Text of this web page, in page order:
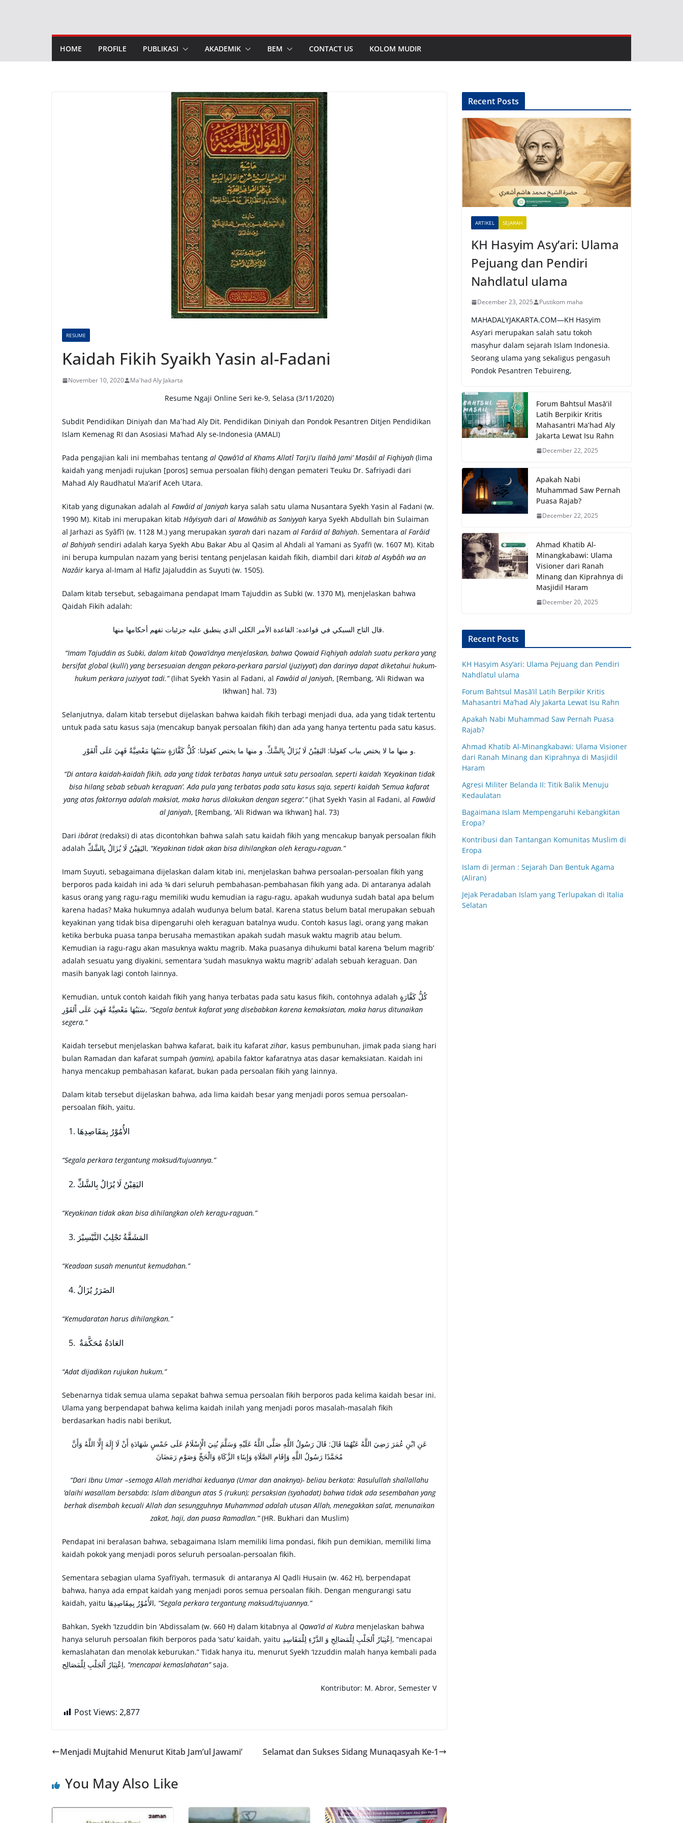
HOME PROFILE PUBLIKASI AKADEMIK BEM CONTACT US KOLOM MUDIR
RESUME
Kaidah Fikih Syaikh Yasin al-Fadani
November 10, 2020 Ma'had Aly Jakarta
Resume Ngaji Online Seri ke-9, Selasa (3/11/2020)
Subdit Pendidikan Diniyah dan Ma`had Aly Dit. Pendidikan Diniyah dan Pondok Pesantren Ditjen Pendidikan
Islam Kemenag RI dan Asosiasi Ma’had Aly se-Indonesia (AMALI)
Pada pengajian kali ini membahas tentang al Qawâ’id al Khams Allatî Tarji’u Ilaihâ Jami’ Masâil al Fiqhiyah (lima
kaidah yang menjadi rujukan [poros] semua persoalan fikih) dengan pemateri Teuku Dr. Safriyadi dari
Mahad Aly Raudhatul Ma’arif Aceh Utara.
Kitab yang digunakan adalah al Fawâid al Janiyah karya salah satu ulama Nusantara Syekh Yasin al Fadani (w.
1990 M). Kitab ini merupakan kitab Hâyisyah dari al Mawâhib as Saniyyah karya Syekh Abdullah bin Sulaiman
al Jarhazi as Syâfî’i (w. 1128 M.) yang merupakan syarah dari nazam al Farâid al Bahiyah. Sementara al Farâid
al Bahiyah sendiri adalah karya Syekh Abu Bakar Abu al Qasim al Ahdali al Yamani as Syafi’i (w. 1607 M). Kitab
ini berupa kumpulan nazam yang berisi tentang penjelasan kaidah fikih, diambil dari kitab al Asybâh wa an
Nazâir karya al-Imam al Hafiz Jajaluddin as Suyuti (w. 1505).
Dalam kitab tersebut, sebagaimana pendapat Imam Tajuddin as Subki (w. 1370 M), menjelaskan bahwa
Qaidah Fikih adalah:
قال التاج السبكي في قواعده: القاعدة الأمر الكلي الذي ينطبق عليه جزئيات تفهم أحكامها منها.
“Imam Tajuddin as Subki, dalam kitab Qowa’idnya menjelaskan, bahwa Qowaid Fiqhiyah adalah suatu perkara yang
bersifat global (kulli) yang bersesuaian dengan pekara-perkara parsial (juziyyat) dan darinya dapat diketahui hukum-
hukum perkara juziyyat tadi.”(lihat Syekh Yasin al Fadani, al Fawâid al Janiyah, [Rembang, ‘Ali Ridwan wa
Ikhwan] hal. 73)
Selanjutnya, dalam kitab tersebut dijelaskan bahwa kaidah fikih terbagi menjadi dua, ada yang tidak tertentu
untuk pada satu kasus saja (mencakup banyak persoalan fikih) dan ada yang hanya tertentu pada satu kasus.
و منها ما لا يختص بباب كقولنا: اليَقِيْنُ لَا يُزَالُ بِالشَّكِّ. و منها ما يختص كقولنا: كُلُّ كَفَّارَةٍ سَبَبُهَا مَعْصِيَّةٌ فَهِيَ عَلَى اْلفَوْرِ.
“Di antara kaidah-kaidah fikih, ada yang tidak terbatas hanya untuk satu persoalan, seperti kaidah ‘Keyakinan tidak
bisa hilang sebab sebuah keraguan’. Ada pula yang terbatas pada satu kasus saja, seperti kaidah ‘Semua kafarat
yang atas faktornya adalah maksiat, maka harus dilakukan dengan segera’.”(ihat Syekh Yasin al Fadani, al Fawâid
al Janiyah, [Rembang, ‘Ali Ridwan wa Ikhwan] hal. 73)
Dari ibârat (redaksi) di atas dicontohkan bahwa salah satu kaidah fikih yang mencakup banyak persoalan fikih
adalah اليَقِيْنُ لَا يُزَالُ بِالشَّكِّ, “Keyakinan tidak akan bisa dihilangkan oleh keragu-raguan.”
Imam Suyuti, sebagaimana dijelaskan dalam kitab ini, menjelaskan bahwa persoalan-persoalan fikih yang
berporos pada kaidah ini ada ¾ dari seluruh pembahasan-pembahasan fikih yang ada. Di antaranya adalah
kasus orang yang ragu-ragu memiliki wudu kemudian ia ragu-ragu, apakah wudunya sudah batal apa belum
karena hadas? Maka hukumnya adalah wudunya belum batal. Karena status belum batal merupakan sebuah
keyakinan yang tidak bisa dipengaruhi oleh keraguan batalnya wudu. Contoh kasus lagi, orang yang makan
ketika berbuka puasa tanpa berusaha memastikan apakah sudah masuk waktu magrib atau belum.
Kemudian ia ragu-ragu akan masuknya waktu magrib. Maka puasanya dihukumi batal karena ‘belum magrib’
adalah sesuatu yang diyakini, sementara ‘sudah masuknya waktu magrib’ adalah sebuah keraguan. Dan
masih banyak lagi contoh lainnya.
Kemudian, untuk contoh kaidah fikih yang hanya terbatas pada satu kasus fikih, contohnya adalah كُلُّ كَفَّارَةٍ
سَبَبُهَا مَعْصِيَّةٌ فَهِيَ عَلَى اْلفَوْرِ, “Segala bentuk kafarat yang disebabkan karena kemaksiatan, maka harus ditunaikan
segera.”
Kaidah tersebut menjelaskan bahwa kafarat, baik itu kafaratzihar, kasus pembunuhan, jimak pada siang hari
bulan Ramadan dan kafarat sumpah (yamin), apabila faktor kafaratnya atas dasar kemaksiatan. Kaidah ini
hanya mencakup pembahasan kafarat, bukan pada persoalan fikih yang lainnya.
Dalam kitab tersebut dijelaskan bahwa, ada lima kaidah besar yang menjadi poros semua persoalan-
persoalan fikih, yaitu.
الأُمُوْرُ بِمَقَاصِدِهَا
“Segala perkara tergantung maksud/tujuannya.”
اليَقِيْنُ لَا يُزَالُ بِالشَّكِّ
“Keyakinan tidak akan bisa dihilangkan oleh keragu-raguan.”
المَشَقَّةُ تَجْلِبُ التَّيْسِيْرَ
“Keadaan susah menuntut kemudahan.”
الضَرَرُ يُزَالُ
“Kemudaratan harus dihilangkan.”
العَادَةُ مُحَكَّمَةٌ
“Adat dijadikan rujukan hukum.”
Sebenarnya tidak semua ulama sepakat bahwa semua persoalan fikih berporos pada kelima kaidah besar ini.
Ulama yang berpendapat bahwa kelima kaidah inilah yang menjadi poros masalah-masalah fikih
berdasarkan hadis nabi berikut,
عَنِ ابْنِ عُمَرَ رَضِيَ اللَّهُ عَنْهُمَا قَالَ: قَالَ رَسُولُ اللَّهِ صَلَّى اللَّهُ عَلَيْهِ وَسَلَّمَ بُنِيَ الْإِسْلَامُ عَلَى خَمْسٍ شَهَادَةِ أَنْ لَا إِلَهَ إِلَّا اللَّهُ وَأَنَّ
مُحَمَّدًا رَسُولُ اللَّهِ وَإِقَامِ الصَّلَاةِ وَإِيتَاءِ الزَّكَاةِ وَالْحَجِّ وَصَوْمِ رَمَضَانَ
“Dari Ibnu Umar –semoga Allah meridhai keduanya (Umar dan anaknya)- beliau berkata: Rasulullah shallallahu
‘alaihi wasallam bersabda: Islam dibangun atas 5 (rukun); persaksian (syahadat) bahwa tidak ada sesembahan yang
berhak disembah kecuali Allah dan sesungguhnya Muhammad adalah utusan Allah, menegakkan salat, menunaikan
zakat, haji, dan puasa Ramadlan.”(HR. Bukhari dan Muslim)
Pendapat ini beralasan bahwa, sebagaimana Islam memiliki lima pondasi, fikih pun demikian, memiliki lima
kaidah pokok yang menjadi poros seluruh persoalan-persoalan fikih.
Sementara sebagian ulama Syafi’iyah, termasuk di antaranya Al Qadli Husain (w. 462 H), berpendapat
bahwa, hanya ada empat kaidah yang menjadi poros semua persoalan fikih. Dengan mengurangi satu
kaidah, yaitu الأُمُوْرُ بِمِقَاصِدِهَا, “Segala perkara tergantung maksud/tujuannya.”
Bahkan, Syekh ‘Izzuddin bin ‘Abdissalam (w. 660 H) dalam kitabnya al Qawa’id al Kubra menjelaskan bahwa
hanya seluruh persoalan fikih berporos pada ‘satu’ kaidah, yaitu اِعْتِبَارُ اْلجَلْبِ لِلْمَصَالِحِ وَ الدَّرْءِ لِلْمَفَاسِدِ, “mencapai
kemaslahatan dan menolak keburukan.” Tidak hanya itu, menurut Syekh ‘Izzuddin malah hanya kembali pada
اِعْتِبَارُ اْلجَلْبِ لِلْمَصَالِح, “mencapai kemaslahatan”saja.
Kontributor: M. Abror, Semester V
Post Views: 2,877
Menjadi Mujtahid Menurut Kitab Jam’ul Jawami’ Selamat dan Sukses Sidang Munaqasyah Ke-1
You May Also Like
Recent Posts
ARTIKEL SEJARAH
KH Hasyim Asy’ari: Ulama
Pejuang dan Pendiri
Nahdlatul ulama
December 23, 2025 Pustikom maha
MAHADALYJAKARTA.COM—KH Hasyim
Asy’ari merupakan salah satu tokoh
masyhur dalam sejarah Islam Indonesia.
Seorang ulama yang sekaligus pengasuh
Pondok Pesantren Tebuireng,
Forum Bahtsul Masā’il
Latih Berpikir Kritis
Mahasantri Ma’had Aly
Jakarta Lewat Isu Rahn
December 22, 2025
Apakah Nabi
Muhammad Saw Pernah
Puasa Rajab?
December 22, 2025
Ahmad Khatib Al-
Minangkabawi: Ulama
Visioner dari Ranah
Minang dan Kiprahnya di
Masjidil Haram
December 20, 2025
Recent Posts
KH Hasyim Asy’ari: Ulama Pejuang dan Pendiri
Nahdlatul ulama
Forum Bahtsul Masā’il Latih Berpikir Kritis
Mahasantri Ma’had Aly Jakarta Lewat Isu Rahn
Apakah Nabi Muhammad Saw Pernah Puasa
Rajab?
Ahmad Khatib Al-Minangkabawi: Ulama Visioner
dari Ranah Minang dan Kiprahnya di Masjidil
Haram
Agresi Militer Belanda II: Titik Balik Menuju
Kedaulatan
Bagaimana Islam Mempengaruhi Kebangkitan
Eropa?
Kontribusi dan Tantangan Komunitas Muslim di
Eropa
Islam di Jerman : Sejarah Dan Bentuk Agama
(Aliran)
Jejak Peradaban Islam yang Terlupakan di Italia
Selatan